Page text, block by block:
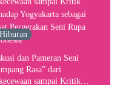
Hiburan
dan Pameran Seni
Rasa” dari
sampai Kritik